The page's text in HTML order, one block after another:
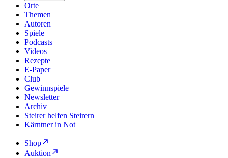
Orte
Themen
Autoren
Spiele
Podcasts
Videos
Rezepte
E-Paper
Club
Gewinnspiele
Newsletter
Archiv
Steirer helfen Steirern
Kärntner in Not
Shop
Auktion